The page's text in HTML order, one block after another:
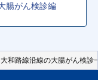
腸がん検診編
大和路線沿線の大腸がん検診